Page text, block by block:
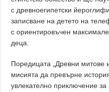
с древноегипетски
записване на детето на
с ориентировъчен
деца.
Поредицата „Древни митове
мисията да превърне
увлекателно приключение